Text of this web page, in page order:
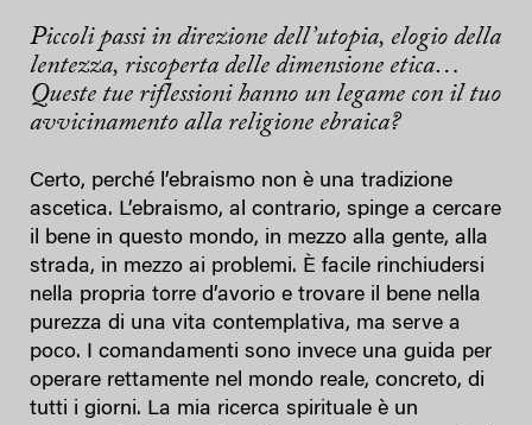
Piccoli passi in direzione dell’utopia, elogio della
lentezza, riscoperta delle dimensione etica…
Queste tue riflessioni hanno un legame con il tuo
avvicinamento alla religione ebraica?
Certo, perché l’ebraismo non è una tradizione
ascetica. L’ebraismo, al contrario, spinge a cercare
il bene in questo mondo, in mezzo alla gente, alla
strada, in mezzo ai problemi. È facile rinchiudersi
nella propria torre d’avorio e trovare il bene nella
purezza di una vita contemplativa, ma serve a
poco. I comandamenti sono invece una guida per
operare rettamente nel mondo reale, concreto, di
tutti i giorni. La mia ricerca spirituale è un